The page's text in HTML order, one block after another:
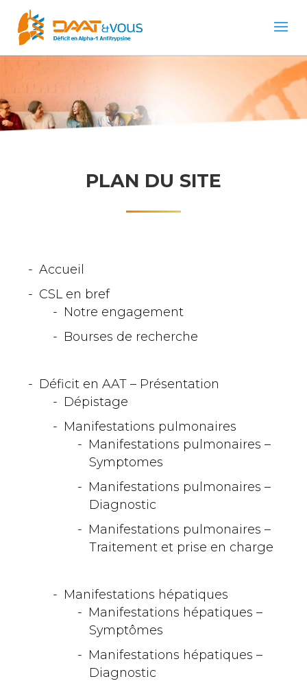
PLAN DU SITE
Accueil
CSL en bref
Notre engagement
Bourses de recherche
Déficit en AAT – Présentation
Dépistage
Manifestations pulmonaires
Manifestations pulmonaires –
Symptomes
Manifestations pulmonaires –
Diagnostic
Manifestations pulmonaires –
Traitement et prise en charge
Manifestations hépatiques
Manifestations hépatiques –
Symptômes
Manifestations hépatiques –
Diagnostic